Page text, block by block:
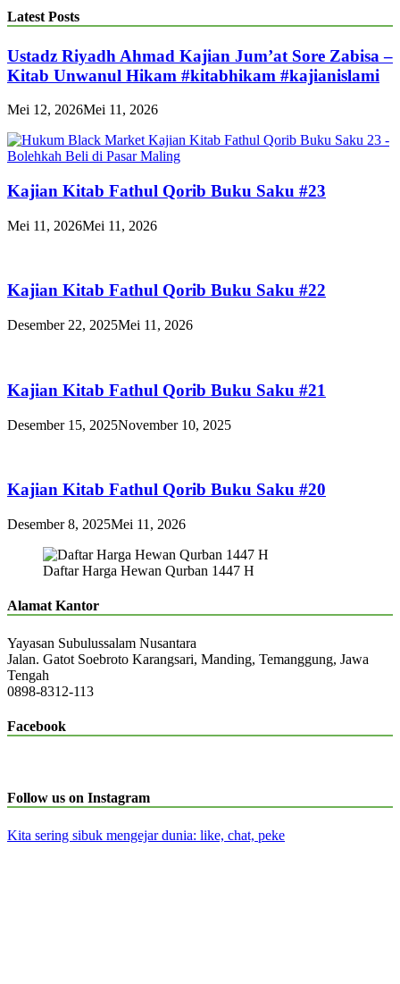
Latest Posts
Ustadz Riyadh Ahmad Kajian Jum’at Sore Zabisa –
Kitab Unwanul Hikam #kitabhikam #kajianislami
Mei 12, 2026Mei 11, 2026
Kajian Kitab Fathul Qorib Buku Saku #23
Mei 11, 2026Mei 11, 2026
Kajian Kitab Fathul Qorib Buku Saku #22
Desember 22, 2025Mei 11, 2026
Kajian Kitab Fathul Qorib Buku Saku #21
Desember 15, 2025November 10, 2025
Kajian Kitab Fathul Qorib Buku Saku #20
Desember 8, 2025Mei 11, 2026
Daftar Harga Hewan Qurban 1447 H
Alamat Kantor
Yayasan Subulussalam Nusantara
Jalan. Gatot Soebroto Karangsari, Manding, Temanggung, Jawa
Tengah
0898-8312-113
Facebook
Follow us on Instagram
Kita sering sibuk mengejar dunia: like, chat, peke